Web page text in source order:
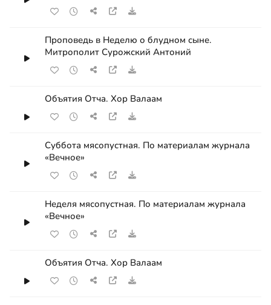
Проповедь в Неделю о блудном сыне.
Митрополит Сурожский Антоний
Объятия Отча. Хор Валаам
Суббота мясопустная. По материалам журнала
«Вечное»
Неделя мясопустная. По материалам журнала
«Вечное»
Объятия Отча. Хор Валаам